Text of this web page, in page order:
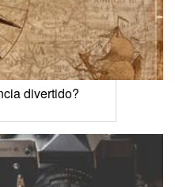
divertido?